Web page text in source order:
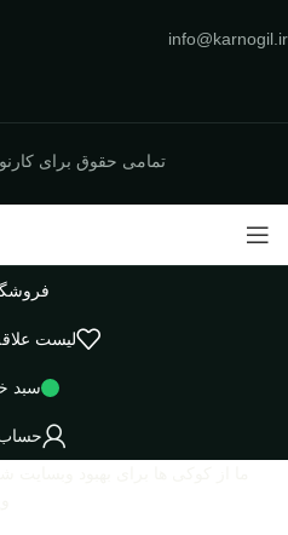
info@karnogil.ir
تمامی حقوق برای
لیست
سبد